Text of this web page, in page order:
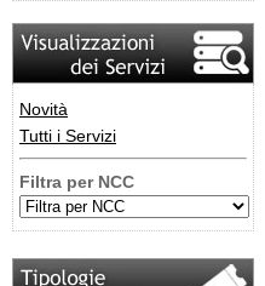
Novità
Tutti i Servizi
Filtra per NCC